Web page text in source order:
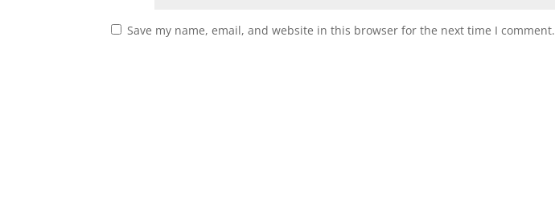
Save my name, email, and website in this browser for the next time I comment.